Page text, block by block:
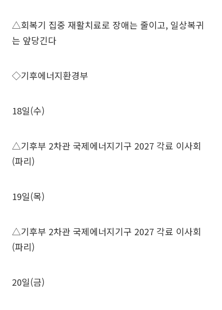
△회복기 집중 재활치료로 장애는 줄이고, 일상복귀
는 앞당긴다
◇기후에너지환경부
18일(수)
△기후부 2차관 국제에너지기구 2027 각료 이사회
(파리)
19일(목)
△기후부 2차관 국제에너지기구 2027 각료 이사회
(파리)
20일(금)